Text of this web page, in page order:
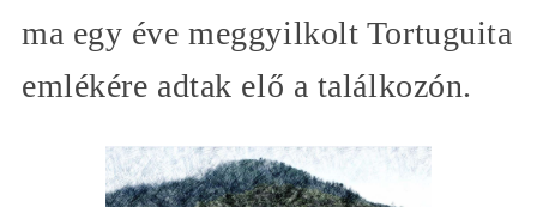
ma egy éve meggyilkolt Tortuguita
emlékére adtak elő a találkozón.